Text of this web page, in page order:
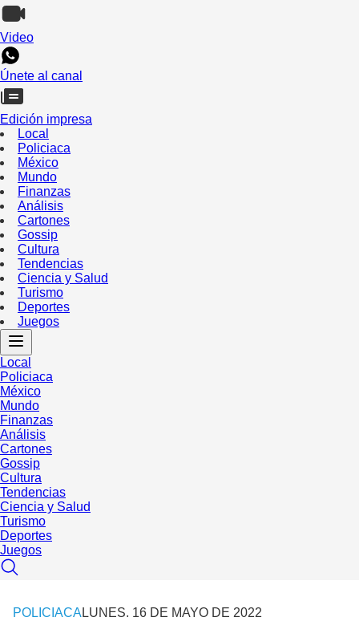
Video
Únete al canal
Edición impresa
Local
Policiaca
México
Mundo
Finanzas
Análisis
Cartones
Gossip
Cultura
Tendencias
Ciencia y Salud
Turismo
Deportes
Juegos
Local
Policiaca
México
Mundo
Finanzas
Análisis
Cartones
Gossip
Cultura
Tendencias
Ciencia y Salud
Turismo
Deportes
Juegos
POLICIACA LUNES, 16 DE MAYO DE 2022